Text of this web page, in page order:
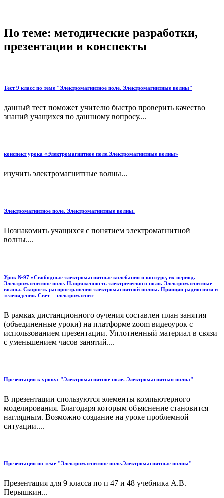
По теме: методические разработки,
презентации и конспекты
Тест 9 класс по теме "Электромагнитное поле. Электромагнитные волны"
данный тест поможет учителю быстро проверить качество
знаний учащихся по даннному вопросу....
конспект урока «Электромагнитное поле.Электромагнитные волны»
изучить электромагнитные волны...
Электромагнитное поле. Электромагнитные волны.
Познакомить учащихся с понятием электромагнитной
волны....
Урок №97 «Свободные электромагнитные колебания в контуре, их период.
Электромагнитное поле. Напряженность электрического поля. Электромагнитные
волны. Скорость распространения электромагнитной волны. Принцип радиосвязи и
телевидения. Свет – электромагнит
В рамках дистанционного оучения составлен план занятия
(объединенные уроки) на платформе zoom видеоурок с
использованием презентации. Уплотненный материал в связи
с уменьшением часов занятий....
Презентация к уроку: "Электромагнитное поле. Электромагнитная волна"
В презентации спользуются элементы компьютерного
моделирования. Благодаря которым объяснение становится
наглядным. Возможно создание на уроке проблемной
ситуации....
Презентация по теме "Электромагнитное поле.Электромагнитные волны"
Презентация для 9 класса по п 47 и 48 учебника А.В.
Перышкин...